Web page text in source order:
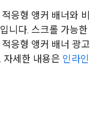
응형 앵커 배너와 비
니다. 스크롤 가능한
응형 앵커 배너 광고
자세한 내용은 인라인